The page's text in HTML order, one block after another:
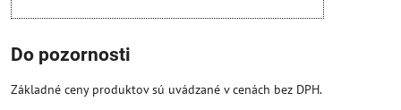
Do pozornosti
Základné ceny produktov sú uvádzané v cenách bez DPH.